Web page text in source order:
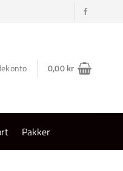
0,00kr
Pakker